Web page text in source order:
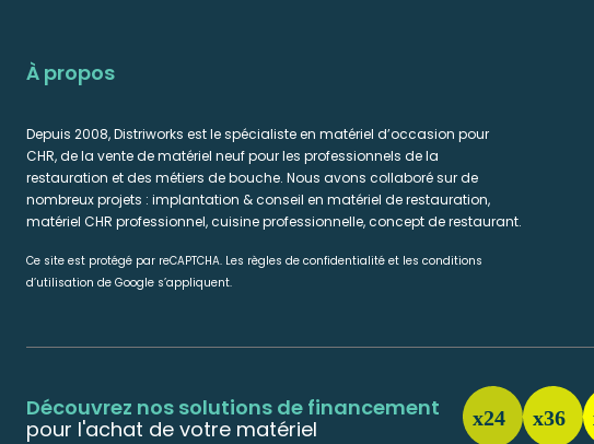
À propos
Depuis 2008, Distriworks est le spécialiste en matériel d’occasion pour
CHR, de la vente de matériel neuf pour les professionnels de la
restauration et des métiers de bouche. Nous avons collaboré sur de
nombreux projets : implantation & conseil en matériel de restauration,
matériel CHR professionnel, cuisine professionnelle, concept de restaurant.
Ce site est protégé par reCAPTCHA. Les règles de confidentialité et les conditions
d’utilisation de Google s’appliquent.
Découvrez nos solutions de financement
pour l'achat de votre matériel